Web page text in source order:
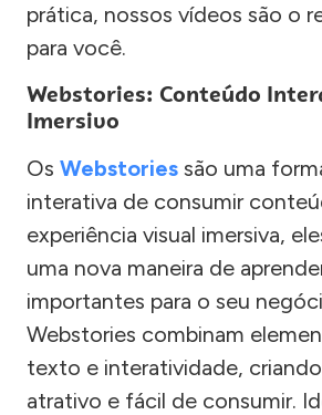
prática, nossos vídeos são o
para você.
Webstories: Conteúdo
Imersivo
Os Webstories são uma
interativa de consumir
experiência visual imersiva,
uma nova maneira de
importantes para o seu
Webstories combinam
texto e interatividade,
atrativo e fácil de consumir.